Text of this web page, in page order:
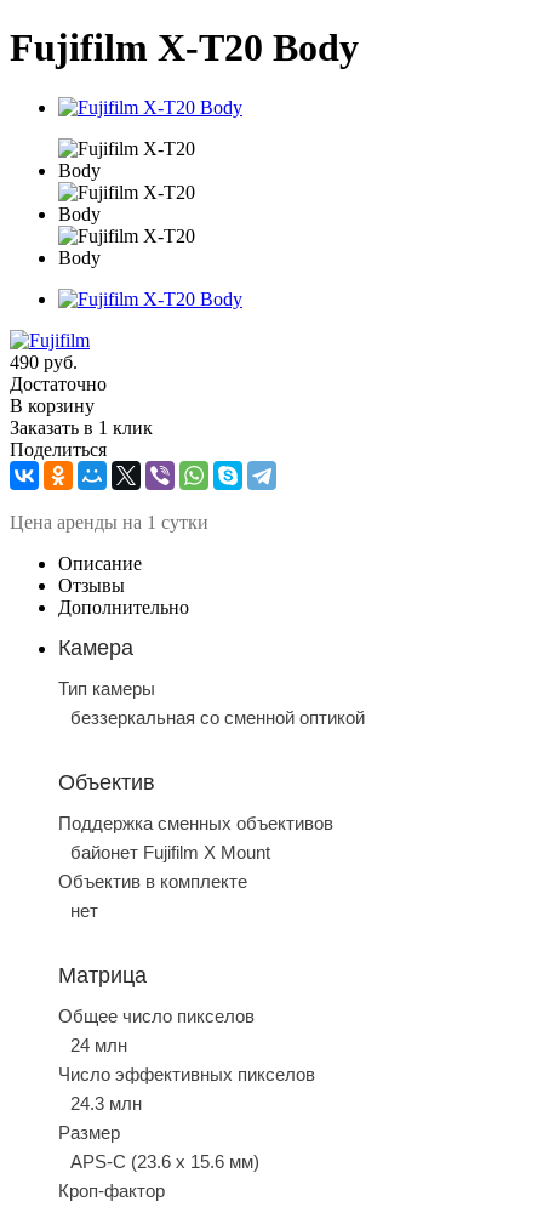
Fujifilm X-T20 Body
490 руб.
Достаточно
В корзину
Заказать в 1 клик
Поделиться
Цена аренды на 1 сутки
Описание
Отзывы
Дополнительно
Камера
Тип камеры
беззеркальная со сменной оптикой
Объектив
Поддержка сменных объективов
байонет Fujifilm X Mount
Объектив в комплекте
нет
Матрица
Общее число пикселов
24 млн
Число эффективных пикселов
24.3 млн
Размер
APS-C (23.6 х 15.6 мм)
Кроп-фактор